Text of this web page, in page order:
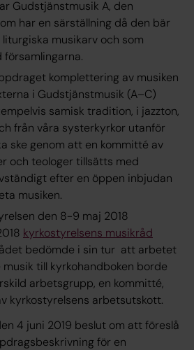
Gudstjänstmusik A, den
har en särställning då den bär
musikarv och som
komplettering av musiken
i Gudstjänstmusik (A–C)
samisk tradition, i jazzton,
från våra systerkyrkor utanför
ske genom att en kommitté av
och teologer tillsätts med
efter en öppen inbjudan
musiken.
den 8-9 maj 2018
kyrkostyrelsens musikråd
bedömde i sin tur att arbetet
till kyrkohandboken borde
arbetsgrupp, en kommitté,
kyrkostyrelsens arbetsutskott.
4 juni 2019 beslut om att föreslå
för en